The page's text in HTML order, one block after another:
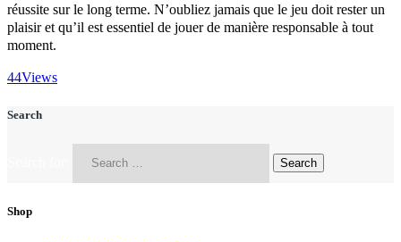
réussite sur le long terme. N’oubliez jamais que le jeu doit rester un
plaisir et qu’il est essentiel de jouer de manière responsable à tout
moment.
44Views
Search
Shop